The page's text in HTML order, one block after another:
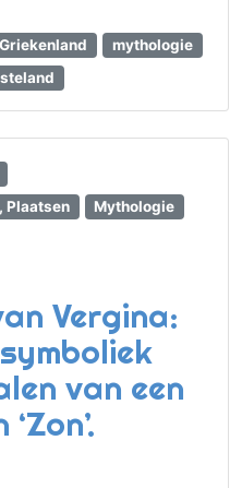
Griekenland
mythologie
Plaatsen
Mythologie
Vergina:
van een